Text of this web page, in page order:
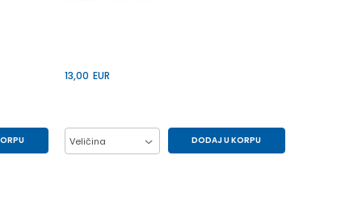
13,00 EUR
Veličina DODAJ U KORPU